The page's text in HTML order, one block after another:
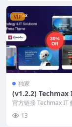
VIP
独家
(v1.2.2) Techmax
ons &
ess Theme
官方链接 Techmax IT
13